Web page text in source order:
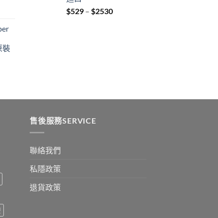
裝
$529 – $2530Price
售後服務SERVICE
聯絡我們
私隱政策
退貨政策